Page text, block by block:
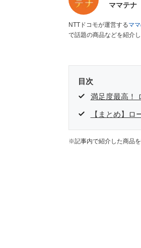
ママテナ
NTTドコモが運営するマ
で話題の商品などを紹介
目次
満足度最高！
【まとめ】ロ
※記事内で紹介した商品